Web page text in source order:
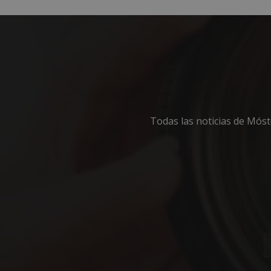
Todas las noticias de
Las cookies
la gestión de